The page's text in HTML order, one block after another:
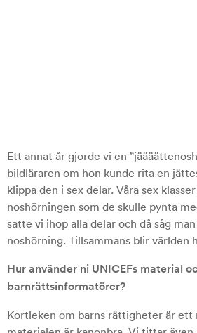
Ett annat år gjorde vi en
bildläraren om hon kunde rita en
klippa den i sex delar. Våra sex
noshörningen som de skulle pynta
satte vi ihop alla delar och då såg
noshörning. Tillsammans blir världen
Hur använder ni UNICEFs material
barnrättsinformatörer?
Kortleken om barns rättigheter är ett